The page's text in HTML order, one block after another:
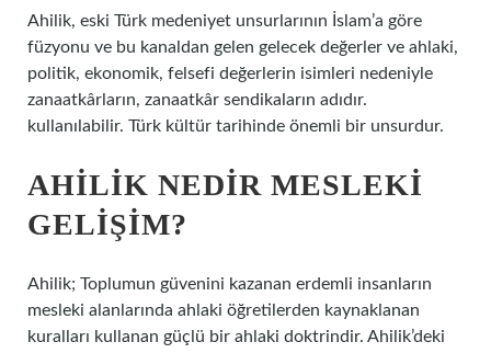
Ahilik, eski Türk medeniyet unsurlarının İslam’a göre
füzyonu ve bu kanaldan gelen gelecek değerler ve ahlaki,
politik, ekonomik, felsefi değerlerin isimleri nedeniyle
zanaatkârların, zanaatkâr sendikaların adıdır.
kullanılabilir. Türk kültür tarihinde önemli bir unsurdur.
AHILIK NEDIR MESLEKI
GELIŞIM?
Ahilik; Toplumun güvenini kazanan erdemli insanların
mesleki alanlarında ahlaki öğretilerden kaynaklanan
kuralları kullanan güçlü bir ahlaki doktrindir. Ahilik’deki